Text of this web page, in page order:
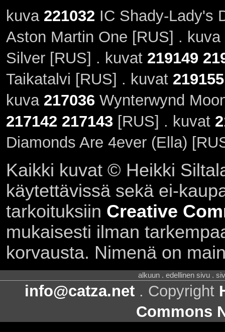
kuva 221032 IC Shady-Lady's
Aston Martin One [RUS] . kuva
Silver [RUS] . kuvat 219149
Taikatalvi [RUS] . kuvat 219155
kuva 217036Wynterwynd
217142 217143[RUS] . kuvat
Diamonds Are 4ever (Ella)
Kaikki kuvat © Heikki
käytettävissä sekä ei-
tarkoituksiin Creative
mukaisesti ilman
korvausta. Nimenä on
alkuun . edellinen sivu .
info@catza.net . Copyright
Commons